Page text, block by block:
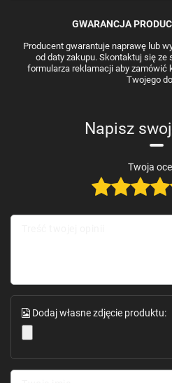
GWARANCJA
Producent gwarantuje naprawę lub
od daty zakupu. Skontaktuj się
formularza reklamacji aby zamówić
Twojego
Napisz
Twoja
Dodaj własne zdjęcie produktu: